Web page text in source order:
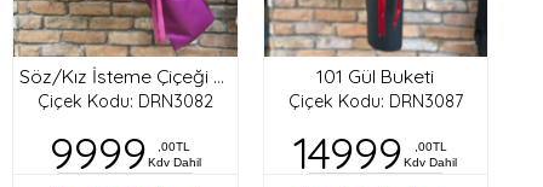
Söz/Kız İsteme Çiçeği Buketi
Çiçek Kodu: DRN3082
9999
,00TL
Kdv Dahil
101 Gül Buketi
Çiçek Kodu: DRN3087
14999
,00TL
Kdv Dahil